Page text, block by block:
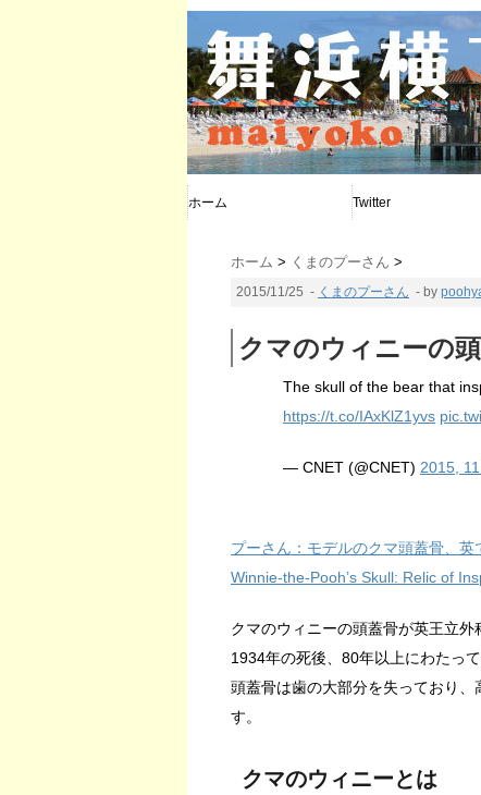
ホーム Twitter
ホーム > くまのプーさん >
2015/11/25 - くまのプーさん - by
クマのウィニーの
The skull of the bear that
https://t.co/IAxKlZ1yvs
— CNET (@CNET) 2015,
プーさん：モデルのクマ頭蓋骨、
Winnie-the-Pooh’s Skull: Relic of
クマのウィニーの頭蓋骨が英王立外
1934年の死後、80年以上にわたっ
頭蓋骨は歯の大部分を失っており
す。
クマのウィニーとは